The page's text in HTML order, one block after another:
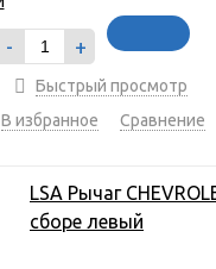
- +
Быстрый просмотр
В избранное
Сравнение
LSA Рычаг
сборе левый